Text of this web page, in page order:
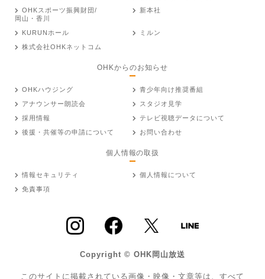
OHKスポーツ振興財団/
岡山・香川
新本社
KURUNホール
ミルン
株式会社OHKネットコム
OHKからのお知らせ
OHKハウジング
青少年向け推奨番組
アナウンサー朗読会
スタジオ見学
採用情報
テレビ視聴データについて
後援・共催等の申請について
お問い合わせ
個人情報の取扱
情報セキュリティ
個人情報について
免責事項
Copyright © OHK岡山放送
このサイトに掲載されている画像・映像・文章等は、すべて